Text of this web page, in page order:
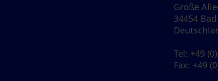
Große
34454
Tel: +49
Fax: +49